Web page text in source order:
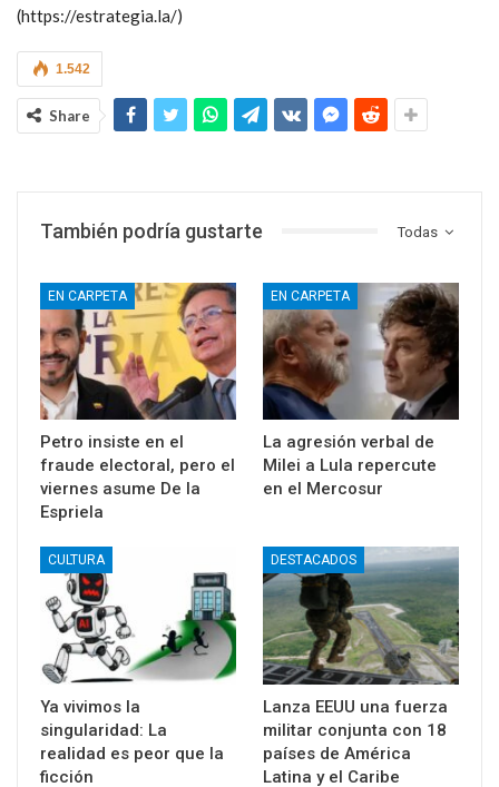
(https://estrategia.la/)
1.542
Share
Todas
También podría gustarte
EN CARPETA
Petro insiste en el
fraude electoral, pero el
viernes asume De la
Espriela
EN CARPETA
La agresión verbal de
Milei a Lula repercute
en el Mercosur
CULTURA
Ya vivimos la
singularidad: La
realidad es peor que la
ficción
DESTACADOS
Lanza EEUU una fuerza
militar conjunta con 18
países de América
Latina y el Caribe